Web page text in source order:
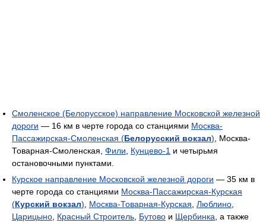
Смоленское (Белорусское) направление Московской железной
дороги — 16 км в черте города со станциями Москва-
Пассажирская-Смоленская (Белорусский вокзал) , Москва-
Товарная-Смоленская, Фили Кунцево-1 и четырьмя
остановочными пунктами.
Курское направление Московской железной дороги — 35 км в
черте города со станциями Москва-Пассажирская-Курская
(Курский вокзал) Москва-Товарная-Курская Люблино
Царицыно Красный Строитель Бутово и Щербинка , а также